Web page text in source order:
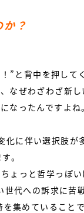
？
”と背中を押して
なぜわざわざ新し
なったんですよね。
化に伴い選択肢が
。
ょっと哲学っぽい
代への訴求に苦
集めていることで